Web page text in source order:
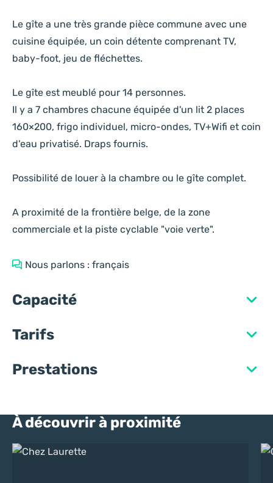
Le gîte a une très grande pièce commune avec une
cuisine équipée, un coin détente comprenant TV,
baby-foot, jeu de fléchettes.
Le gîte est meublé pour 14 personnes.
Il y a 7 chambres chacune équipée d'un lit 2 places
160×200, frigo individuel, micro-ondes, TV+Wifi et coin
d'eau privatisé. Draps fournis.
Possibilité de louer à la chambre ou le gîte complet.
A proximité de la frontière belge, de la zone
commerciale et la piste cyclable "voie verte".
Nous parlons : français
Capacité
Tarifs
Prestations
À découvrir à proximité
Chez Laurette